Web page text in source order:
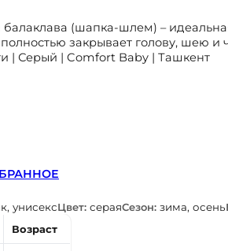
балаклава (шапка-шлем) –
закрывает голову, шею
| Серый | Comfort Baby | Ташкент
унисексЦвет: сераяСезон: зима, осень
Возраст